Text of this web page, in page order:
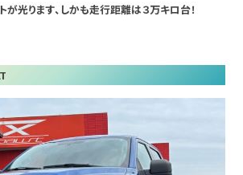
光ります、しかも走行距離は３万キロ台！